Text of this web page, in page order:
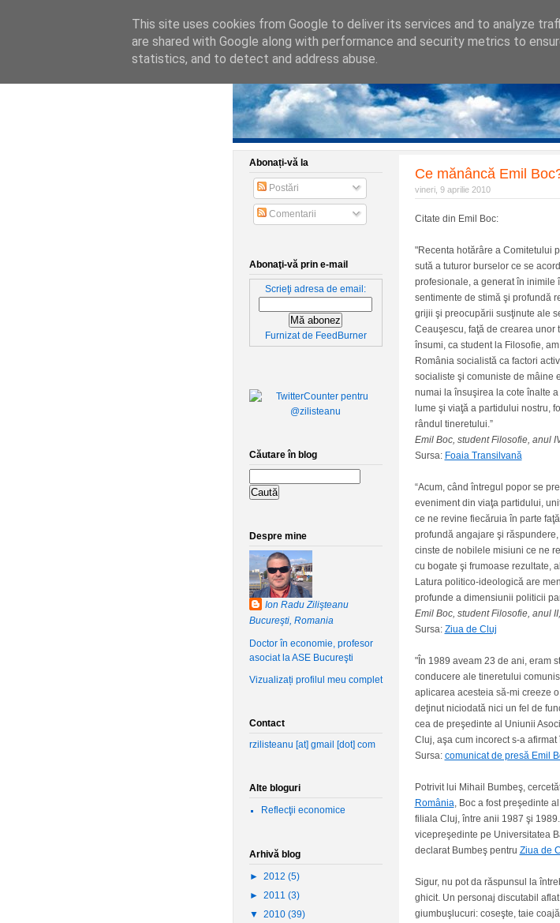
Abonați-vă la
Postări
Comentarii
Abonaţi-vă prin e-mail
Scrieţi adresa de email:
Furnizat de FeedBurner
Căutare în blog
Despre mine
Ion Radu Zilişteanu
Bucureşti, Romania
Doctor în economie, profesor
asociat la ASE Bucureşti
Vizualizați profilul meu complet
Contact
rzilisteanu [at] gmail [dot] com
Alte bloguri
Reflecţii economice
Arhivă blog
► 2012 (5)
► 2011 (3)
▼ 2010 (39)
Ce mănâncă Emil
vineri, 9 aprilie 2010
Citate din Emil Boc:
"Recenta hotărâre a Comitetului
sută a tuturor burselor ce se
profesionale, a generat în inimile
sentimente de stimă şi profundă
grijii şi preocupării susţinute ale
Ceauşescu, faţă de crearea unor
însumi, ca student la Filosofie,
România socialistă ca factori
socialiste şi comuniste de mâine
numai la însuşirea la cote înalte
lume şi viaţă a partidului nostru,
rândul tineretului.”
Emil Boc, student Filosofie, anul
Sursa: Foaia Transilvană
“Acum, când întregul popor se
eveniment din viaţa partidului,
ce ne revine fiecăruia în parte
profundă angajare şi
cinste de nobilele misiuni ce ne
cu bogate şi frumoase rezultate,
Latura politico-ideologică are
profunde a dimensiunii politicii
Emil Boc, student Filosofie, anul
Sursa: Ziua de Cluj
"În 1989 aveam 23 de ani, eram
conducere ale tineretului
aplicarea acesteia să-mi creeze
deţinut niciodată nici un fel de
cea de preşedinte al Uniunii
Cluj, aşa cum incorect s-a afirmat
Sursa: comunicat de presă Emil
Potrivit lui Mihail Bumbeş,
România, Boc a fost preşedinte
filiala Cluj, între anii 1987 şi
vicepreşedinte pe Universitatea
declarat Bumbeş pentru Ziua de
Sigur, nu pot da răspunsul la
ghicit. Un personaj discutabil
giumbuşlucuri: coseşte, taie
This site uses cookies from Google to deliver its services and to analyze
are shared with Google along with performance and security metrics to
statistics, and to detect and address abuse.